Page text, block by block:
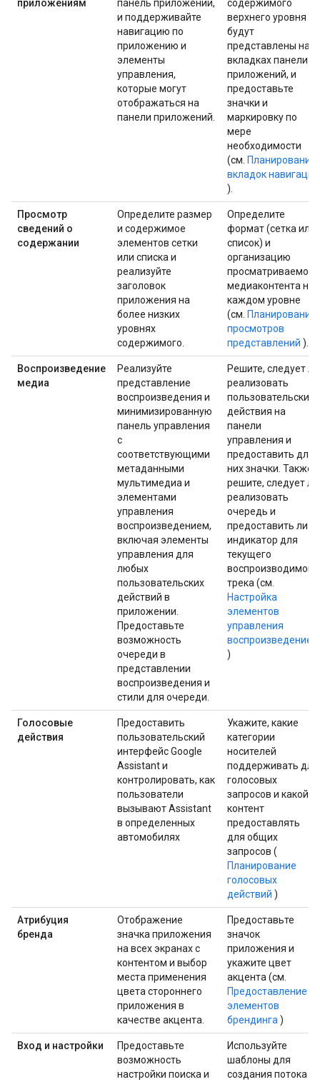
приложениям
панель приложений,
и поддерживайте
навигацию по
приложению и
элементы
управления,
которые могут
отображаться на
панели приложений.
содержимого
верхнего уровня
будут
представлены на
вкладках панели
приложений, и
предоставьте
значки и
маркировку по
мере
необходимости
(см. Планирование
вкладок навигации
).
Просмотр
сведений о
содержании
Определите размер
и содержимое
элементов сетки
или списка и
реализуйте
заголовок
приложения на
более низких
уровнях
содержимого.
Определите
формат (сетка или
список) и
организацию
просматриваемого
медиаконтента на
каждом уровне
(см. Планирование
просмотров
представлений ).
Воспроизведение
медиа
Реализуйте
представление
воспроизведения и
минимизированную
панель управления
с
соответствующими
метаданными
мультимедиа и
элементами
управления
воспроизведением,
включая элементы
управления для
любых
пользовательских
действий в
приложении.
Предоставьте
возможность
очереди в
представлении
воспроизведения и
стили для очереди.
Решите, следует ли
реализовать
пользовательские
действия на
панели
управления и
предоставить для
них значки. Также
решите, следует ли
реализовать
очередь и
предоставить ли
индикатор для
текущего
воспроизводимого
трека (см.
Настройка
элементов
управления
воспроизведением
)
Голосовые
действия
Предоставить
пользовательский
интерфейс Google
Assistant и
контролировать, как
пользователи
вызывают Assistant
в определенных
автомобилях
Укажите, какие
категории
носителей
поддерживать для
голосовых
запросов и какой
контент
предоставлять
для общих
запросов (
Планирование
голосовых
действий )
Атрибуция
бренда
Отображение
значка приложения
на всех экранах с
контентом и выбор
места применения
цвета стороннего
приложения в
качестве акцента.
Предоставьте
значок
приложения и
укажите цвет
акцента (см.
Предоставление
элементов
брендинга )
Вход и настройки
Предоставьте
возможность
настройки поиска и
Используйте
шаблоны для
создания потока